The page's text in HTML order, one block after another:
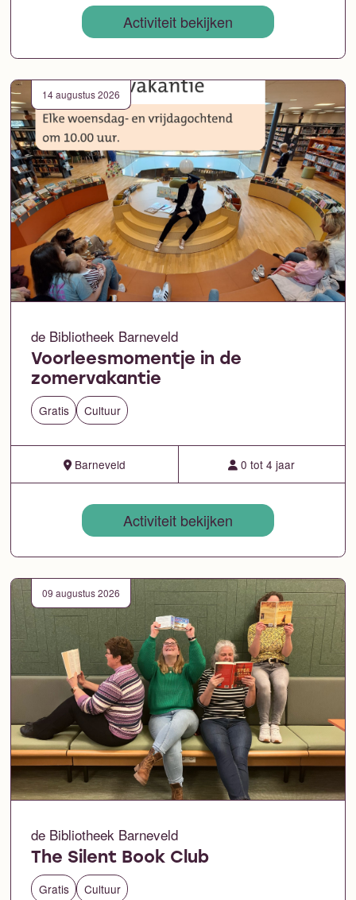
Activiteit bekijken
14 augustus 2026
de Bibliotheek Barneveld
Voorleesmomentje in de
zomervakantie
Gratis Cultuur
Barneveld 0 tot 4 jaar
Activiteit bekijken
09 augustus 2026
de Bibliotheek Barneveld
The Silent Book Club
Gratis Cultuur